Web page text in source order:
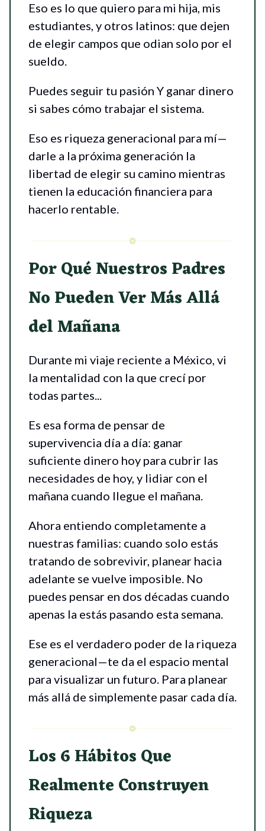
Eso es lo que quiero para mi hija, mis
estudiantes, y otros latinos: que dejen
de elegir campos que odian solo por el
sueldo.
Puedes seguir tu pasión Y ganar dinero
si sabes cómo trabajar el sistema.
Eso es riqueza generacional para mí—
darle a la próxima generación la
libertad de elegir su camino mientras
tienen la educación financiera para
hacerlo rentable.
Por Qué Nuestros Padres
No Pueden Ver Más Allá
del Mañana
Durante mi viaje reciente a México, vi
la mentalidad con la que crecí por
todas partes...
Es esa forma de pensar de
supervivencia día a día: ganar
suficiente dinero hoy para cubrir las
necesidades de hoy, y lidiar con el
mañana cuando llegue el mañana.
Ahora entiendo completamente a
nuestras familias: cuando solo estás
tratando de sobrevivir, planear hacia
adelante se vuelve imposible. No
puedes pensar en dos décadas cuando
apenas la estás pasando esta semana.
Ese es el verdadero poder de la riqueza
generacional—te da el espacio mental
para visualizar un futuro. Para planear
más allá de simplemente pasar cada día.
Los 6 Hábitos Que
Realmente Construyen
Riqueza